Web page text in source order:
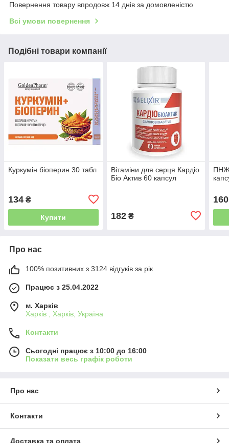
Повернення товару впродовж 14 днів за домовленістю
Всі умови повернення
Подібні товари компанії
Куркумін біоперин 30 табл
134 ₴
Купити
Вітаміни для серця Кардіо
Біо Актив 60 капсул
182₴
ПНЖ
160
Про нас
100% позитивних з 3124 відгуків за рік
Працює з 25.04.2022
м. Харків
Харків , Харків, Україна
Контакти
Сьогодні працює з 10:00 до 16:00
Показати весь графік роботи
Про нас
Контакти
Доставка та оплата